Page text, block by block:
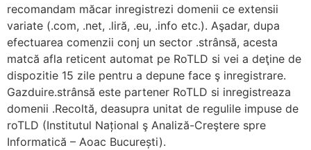
recomandam măcar inregistrezi domenii ce extensii
variate (.com, .net, .liră, .eu, .info etc.). Aşadar, dupa
efectuarea comenzii conj un sector .strânsă, acesta
matcă afla reticent automat pe RoTLD si vei a deţine de
dispozitie 15 zile pentru a depune face ş inregistrare.
Gazduire.strânsă este partener RoTLD si inregistreaza
domenii .Recoltă, deasupra unitat de regulile impuse de
roTLD (Institutul Național ş Analiză-Creştere spre
Informatică – Aoac București).